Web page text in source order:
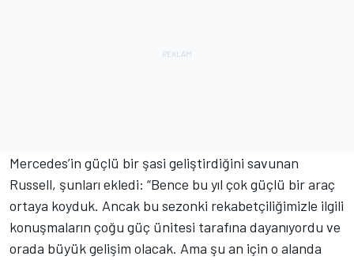
Mercedes’in güçlü bir şasi geliştirdiğini savunan
Russell, şunları ekledi: “Bence bu yıl çok güçlü bir araç
ortaya koyduk. Ancak bu sezonki rekabetçiliğimizle ilgili
konuşmaların çoğu güç ünitesi tarafına dayanıyordu ve
orada büyük gelişim olacak. Ama şu an için o alanda